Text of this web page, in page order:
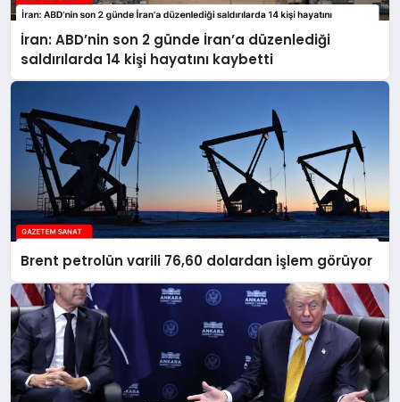
İran: ABD’nin son 2 günde İran’a düzenlediği
saldırılarda 14 kişi hayatını kaybetti
Brent petrolün varili 76,60 dolardan işlem görüyor